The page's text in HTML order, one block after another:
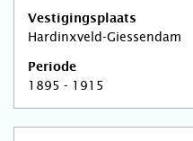
Vestigingsplaats
Hardinxveld-Giessendam
Periode
1895 - 1915